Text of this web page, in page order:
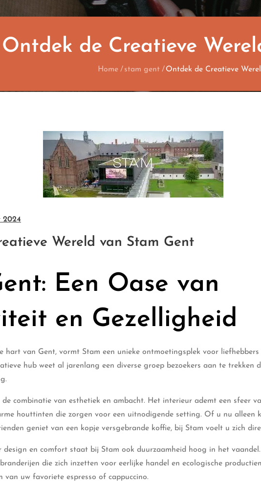
Ontdek de Creatieve
Home stam gent Ontdek de Creatieve
2024
Wereld van Stam Gent
Een Oase van
en Gezelligheid
hart van Gent, vormt Stam een unieke ontmoetingsplek voor
hub weet al jarenlang een diverse groep bezoekers aan te trekken
combinatie van esthetiek en ambacht. Het interieur ademt een sfeer
houttinten die zorgen voor een uitnodigende setting. Of u nu alleen
geniet van een kopje versgebrande koffie, bij Stam voelt u zich
design en comfort staat bij Stam ook duurzaamheid hoog in het
die zich inzetten voor eerlijke handel en ecologische
van uw favoriete espresso of cappuccino.